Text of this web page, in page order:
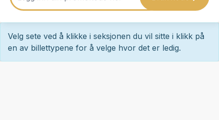
Velg sete ved å klikke i seksjonen du vil sitte i klikk på
en av billettypene for å velge hvor det er ledig.